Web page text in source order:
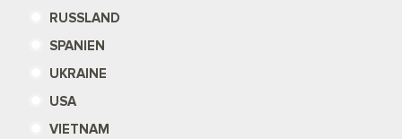
RUSSLAND
SPANIEN
UKRAINE
USA
VIETNAM